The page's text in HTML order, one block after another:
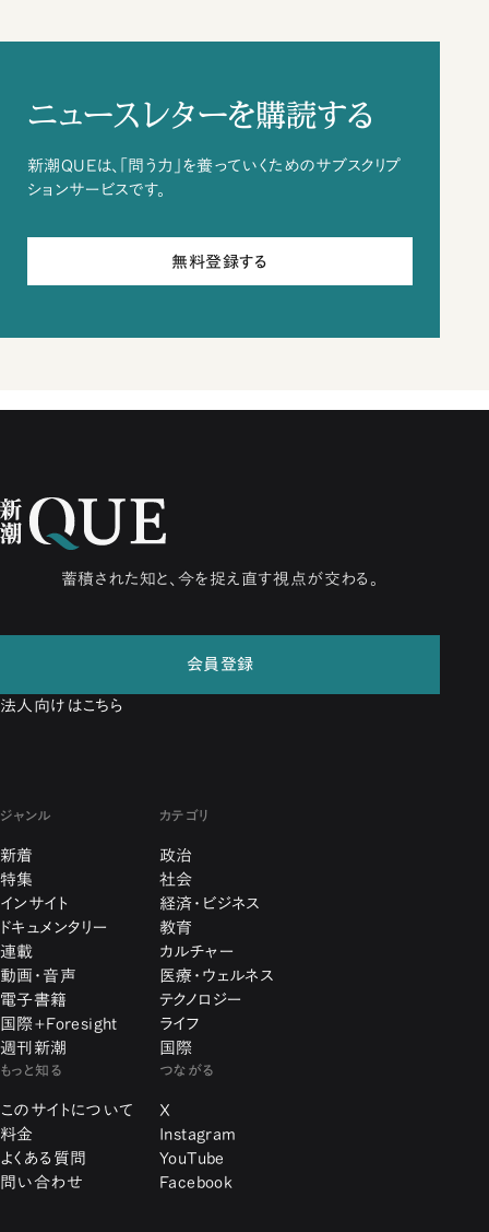
ニュースレターを購読する
新潮QUEは、「問う力」を養っていくためのサブスクリプ
ションサービスです。
無料登録する
蓄積された知と、今を捉え直す視点が交わる。
会員登録
法人向けはこちら
ジャンル
新着
特集
インサイト
ドキュメンタリー
連載
動画・音声
電子書籍
国際+Foresight
週刊新潮
カテゴリ
政治
社会
経済・ビジネス
教育
カルチャー
医療・ウェルネス
テクノロジー
ライフ
国際
もっと知る
このサイトについて
料金
よくある質問
問い合わせ
つながる
X
Instagram
YouTube
Facebook